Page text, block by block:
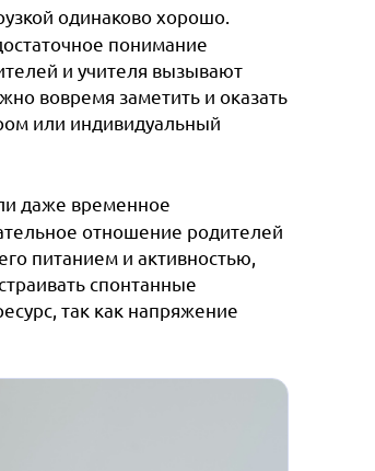
одинаково хорошо.
понимание
и учителя вызывают
вовремя заметить и оказать
или индивидуальный
даже временное
отношение родителей
питанием и активностью,
спонтанные
так как напряжение